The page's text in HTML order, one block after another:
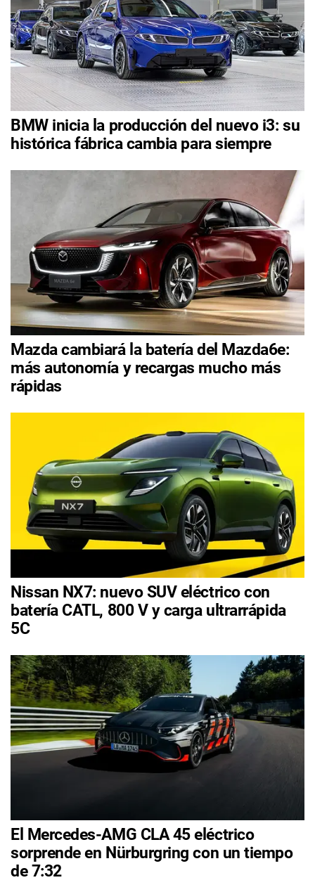
BMW inicia la producción del nuevo i3: su
histórica fábrica cambia para siempre
Mazda cambiará la batería del Mazda6e:
más autonomía y recargas mucho más
rápidas
Nissan NX7: nuevo SUV eléctrico con
batería CATL, 800 V y carga ultrarrápida
5C
El Mercedes-AMG CLA 45 eléctrico
sorprende en Nürburgring con un tiempo
de 7:32